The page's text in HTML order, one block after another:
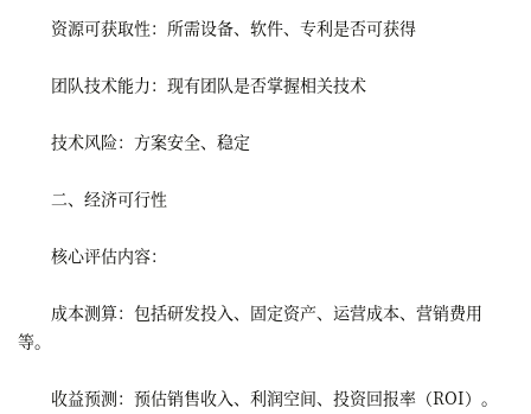
资源可获取性：所需设备、软件、专利是否可获得
团队技术能力：现有团队是否掌握相关技术
技术风险：方案安全、稳定
二、经济可行性
核心评估内容：
成本测算：包括研发投入、固定资产、运营成本、营销费用
等。
收益预测：预估销售收入、利润空间、投资回报率（ROI）。